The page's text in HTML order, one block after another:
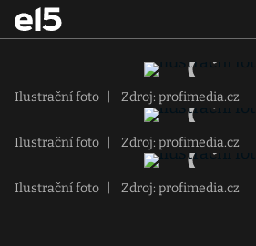
Ilustrační foto Zdroj: profimedia.cz
Ilustrační foto Zdroj: profimedia.cz
Ilustrační foto Zdroj: profimedia.cz